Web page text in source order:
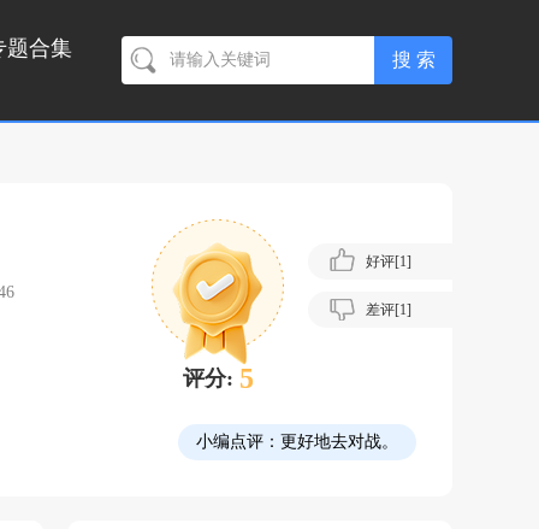
题合集
评分: 5
好评[1]
差评[1]
小编点评： 更好地去对战。